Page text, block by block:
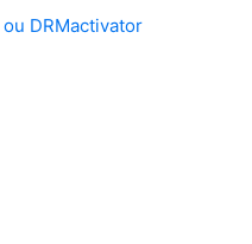
DRMactivator